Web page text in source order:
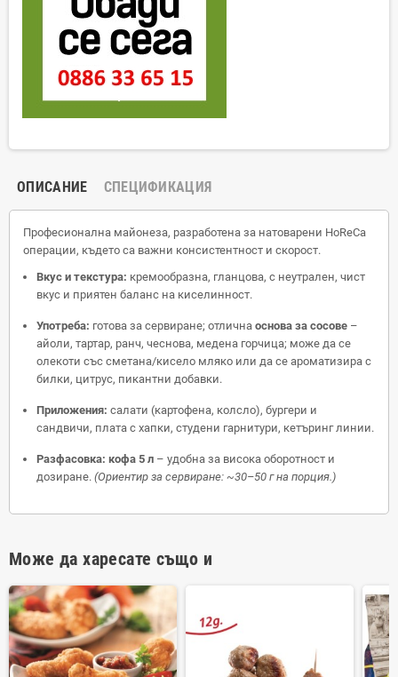
ОПИСАНИЕ СПЕЦИФИКАЦИЯ
Професионална майонеза, разработена за натоварени HoReCa
операции, където са важни консистентност и скорост.
Вкус и текстура: кремообразна, гланцова, с неутрален, чист
вкус и приятен баланс на киселинност.
Употреба: готова за сервиране; отлична основа за сосове –
айоли, тартар, ранч, чеснова, медена горчица; може да се
олекоти със сметана/кисело мляко или да се ароматизира с
билки, цитрус, пикантни добавки.
Приложения: салати (картофена, колсло), бургери и
сандвичи, плата с хапки, студени гарнитури, кетъринг линии.
Разфасовка: кофа 5 л – удобна за висока оборотност и
дозиране. (Ориентир за сервиране: ~30–50 г на порция.)
Може да харесате също и